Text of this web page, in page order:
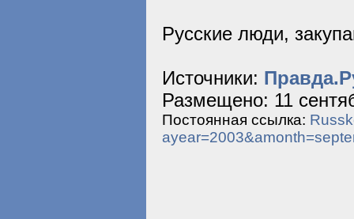
Русские люди,
Источники:
Размещено: 11
Постоянная ссылка: